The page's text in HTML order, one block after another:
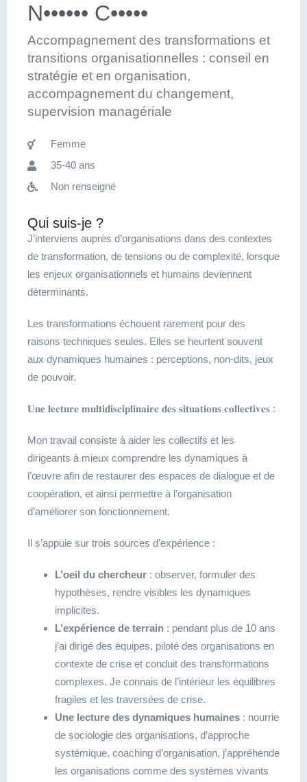
N•••••• C•••••
Accompagnement des transformations et
transitions organisationnelles : conseil en
stratégie et en organisation,
accompagnement du changement,
supervision managériale
Femme
35-40 ans
Non renseigné
Qui suis-je ?
J’interviens auprès d’organisations dans des contextes
de transformation, de tensions ou de complexité, lorsque
les enjeux organisationnels et humains deviennent
déterminants.
Les transformations échouent rarement pour des
raisons techniques seules. Elles se heurtent souvent
aux dynamiques humaines : perceptions, non-dits, jeux
de pouvoir.
𝐔𝐧𝐞 𝐥𝐞𝐜𝐭𝐮𝐫𝐞 𝐦𝐮𝐥𝐭𝐢𝐝𝐢𝐬𝐜𝐢𝐩𝐥𝐢𝐧𝐚𝐢𝐫𝐞 𝐝𝐞𝐬 𝐬𝐢𝐭𝐮𝐚𝐭𝐢𝐨𝐧𝐬 𝐜𝐨𝐥𝐥𝐞𝐜𝐭𝐢𝐯𝐞𝐬 :
Mon travail consiste à aider les collectifs et les
dirigeants à mieux comprendre les dynamiques à
l’œuvre afin de restaurer des espaces de dialogue et de
coopération, et ainsi permettre à l’organisation
d’améliorer son fonctionnement.
Il s’appuie sur trois sources d’expérience :
L’oeil du chercheur : observer, formuler des
hypothèses, rendre visibles les dynamiques
implicites.
L’expérience de terrain : pendant plus de 10 ans
j’ai dirigé des équipes, piloté des organisations en
contexte de crise et conduit des transformations
complexes. Je connais de l’intérieur les équilibres
fragiles et les traversées de crise.
Une lecture des dynamiques humaines : nourrie
de sociologie des organisations, d’approche
systémique, coaching d’organisation, j’appréhende
les organisations comme des systèmes vivants